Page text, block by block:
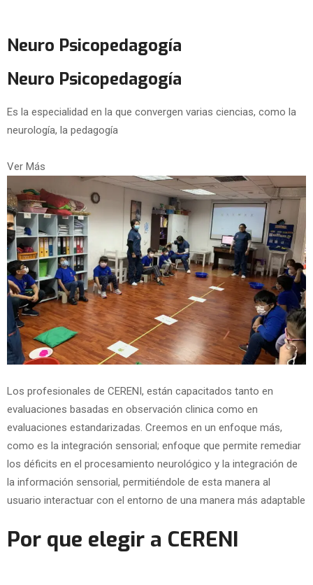
Neuro Psicopedagogía
Neuro Psicopedagogía
Es la especialidad en la que convergen varias ciencias, como la
neurología, la pedagogía
Ver Más
Los profesionales de CERENI, están capacitados tanto en
evaluaciones basadas en observación clinica como en
evaluaciones estandarizadas. Creemos en un enfoque más,
como es la integración sensorial; enfoque que permite remediar
los déficits en el procesamiento neurológico y la integración de
la información sensorial, permitiéndole de esta manera al
usuario interactuar con el entorno de una manera más adaptable
Por que elegir a CERENI